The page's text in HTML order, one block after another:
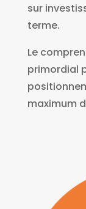
sur
terme.
Le
primordial
maximum